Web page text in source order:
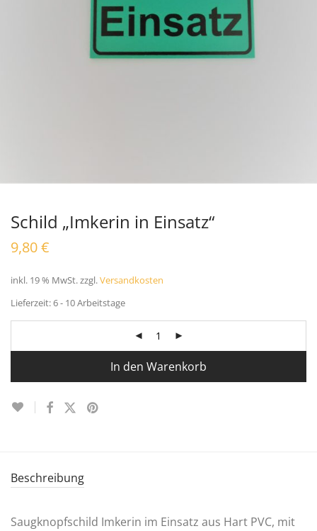
Schild „Imkerin in Einsatz“
9,80€
inkl. 19 % MwSt.zzgl.Versandkosten
Lieferzeit:6 - 10 Arbeitstage
In den Warenkorb
Beschreibung
Saugknopfschild Imkerin im Einsatz aus Hart PVC, mit